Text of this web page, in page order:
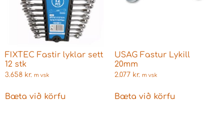
FIXTEC Fastir lyklar sett
12 stk
3.658 kr. m vsk
Bæta við körfu
USAG Fastur Lykill
20mm
2.077 kr. m vsk
Bæta við körfu